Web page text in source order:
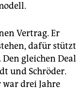
Vertrag. Er
dafür stützt
gleichen Deal
und Schröder.
drei Jahre